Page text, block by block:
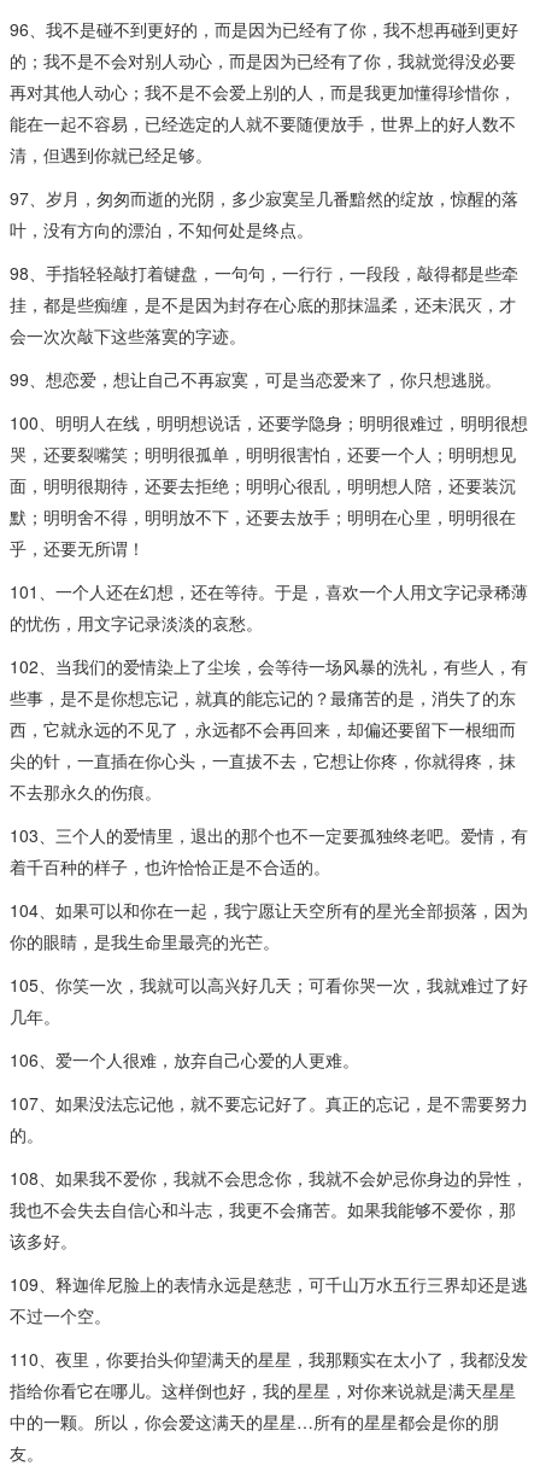
96、我不是碰不到更好的，而是因为已经有了你，我不想再碰到更好
的；我不是不会对别人动心，而是因为已经有了你，我就觉得没必要
再对其他人动心；我不是不会爱上别的人，而是我更加懂得珍惜你，
能在一起不容易，已经选定的人就不要随便放手，世界上的好人数不
清，但遇到你就已经足够。
97、岁月，匆匆而逝的光阴，多少寂寞呈几番黯然的绽放，惊醒的落
叶，没有方向的漂泊，不知何处是终点。
98、手指轻轻敲打着键盘，一句句，一行行，一段段，敲得都是些牵
挂，都是些痴缠，是不是因为封存在心底的那抹温柔，还未泯灭，才
会一次次敲下这些落寞的字迹。
99、想恋爱，想让自己不再寂寞，可是当恋爱来了，你只想逃脱。
100、明明人在线，明明想说话，还要学隐身；明明很难过，明明很想
哭，还要裂嘴笑；明明很孤单，明明很害怕，还要一个人；明明想见
面，明明很期待，还要去拒绝；明明心很乱，明明想人陪，还要装沉
默；明明舍不得，明明放不下，还要去放手；明明在心里，明明很在
乎，还要无所谓！
101、一个人还在幻想，还在等待。于是，喜欢一个人用文字记录稀薄
的忧伤，用文字记录淡淡的哀愁。
102、当我们的爱情染上了尘埃，会等待一场风暴的洗礼，有些人，有
些事，是不是你想忘记，就真的能忘记的？最痛苦的是，消失了的东
西，它就永远的不见了，永远都不会再回来，却偏还要留下一根细而
尖的针，一直插在你心头，一直拔不去，它想让你疼，你就得疼，抹
不去那永久的伤痕。
103、三个人的爱情里，退出的那个也不一定要孤独终老吧。爱情，有
着千百种的样子，也许恰恰正是不合适的。
104、如果可以和你在一起，我宁愿让天空所有的星光全部损落，因为
你的眼睛，是我生命里最亮的光芒。
105、你笑一次，我就可以高兴好几天；可看你哭一次，我就难过了好
几年。
106、爱一个人很难，放弃自己心爱的人更难。
107、如果没法忘记他，就不要忘记好了。真正的忘记，是不需要努力
的。
108、如果我不爱你，我就不会思念你，我就不会妒忌你身边的异性，
我也不会失去自信心和斗志，我更不会痛苦。如果我能够不爱你，那
该多好。
109、释迦侔尼脸上的表情永远是慈悲，可千山万水五行三界却还是逃
不过一个空。
110、夜里，你要抬头仰望满天的星星，我那颗实在太小了，我都没发
指给你看它在哪儿。这样倒也好，我的星星，对你来说就是满天星星
中的一颗。所以，你会爱这满天的星星…所有的星星都会是你的朋
友。